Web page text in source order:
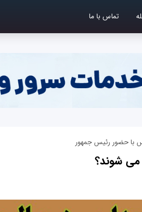
تماس با ما
با حضور رئیس جمهور